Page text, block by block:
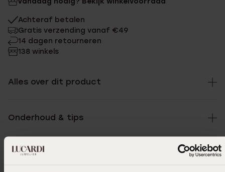
Achteraf betalen
Gratis verzending vanaf €49
14 dagen retourneren
138 winkels
Alles over dit product
Onderhoud & tips
Specificaties